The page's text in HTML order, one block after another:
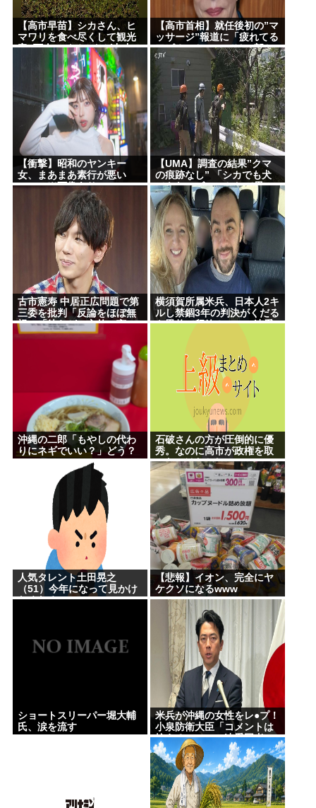
【高市早苗】シカさん、ヒ
マワリを食べ尽くして観光
客6万人のイベントが中止に
なる…さらにコスモス畑も
食べ尽くす
【高市首相】就任後初の”マ
ッサージ”報道に「疲れてる
アピ？」とSNSでは一部か
ら冷ややかな声…被災地視
察”PV動画”から続く不信
【衝撃】昭和のヤンキー
女、まあまあ素行が悪い
www (※画像あり)
【UMA】調査の結果”クマ
の痕跡なし” 「シカでも犬
でもないゴロンとして黒い
動物を見た」 札幌市清田区
古市憲寿 中居正広問題で第
三委を批判「反論をほぼ無
視」「彼らが一方的に言っ
たことが世の中に定着して
横須賀所属米兵、日本人2キ
ルし禁錮3年の判決がくだる
も恩赦で釈放！ニュー速愛
沖縄の二郎「もやしの代わ
りにネギでいい？」どう？
石破さんの方が圧倒的に優
秀。なのに高市が政権を取
ったのはおかしい
人気タレント土田晃之
（51）今年になって見かけ
なくなる
【悲報】イオン、完全にヤ
ケクソになるwww
ショートスリーパー堀大輔
氏、涙を流す
米兵が沖縄の女性をレ●プ！
小泉防衛大臣「コメントは
控える」ニュー速愛国者
「辺野古！」